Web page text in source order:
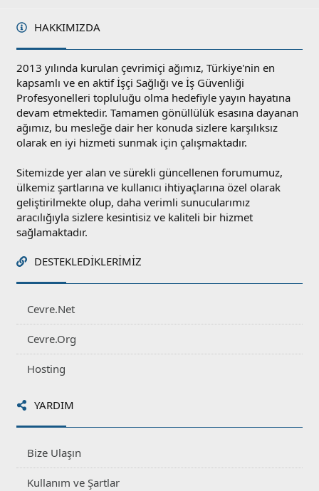
HAKKIMIZDA
2013 yılında kurulan çevrimiçi ağımız, Türkiye'nin en
kapsamlı ve en aktif İşçi Sağlığı ve İş Güvenliği
Profesyonelleri topluluğu olma hedefiyle yayın hayatına
devam etmektedir. Tamamen gönüllülük esasına dayanan
ağımız, bu mesleğe dair her konuda sizlere karşılıksız
olarak en iyi hizmeti sunmak için çalışmaktadır.
Sitemizde yer alan ve sürekli güncellenen forumumuz,
ülkemiz şartlarına ve kullanıcı ihtiyaçlarına özel olarak
geliştirilmekte olup, daha verimli sunucularımız
aracılığıyla sizlere kesintisiz ve kaliteli bir hizmet
sağlamaktadır.
DESTEKLEDIKLERIMIZ
Cevre.Net
Cevre.Org
Hosting
YARDIM
Bize Ulaşın
Kullanım ve Şartlar